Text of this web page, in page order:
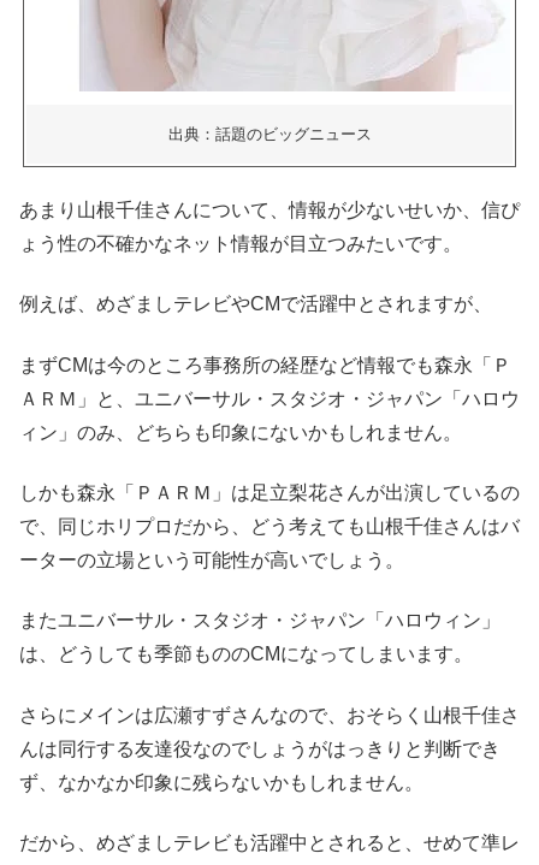
出典：話題のビッグニュース
あまり山根千佳さんについて、情報が少ないせいか、信ぴ
ょう性の不確かなネット情報が目立つみたいです。
例えば、めざましテレビやCMで活躍中とされますが、
まずCMは今のところ事務所の経歴など情報でも森永「Ｐ
ＡＲＭ」と、ユニバーサル・スタジオ・ジャパン「ハロウ
ィン」のみ、どちらも印象にないかもしれません。
しかも森永「ＰＡＲＭ」は足立梨花さんが出演しているの
で、同じホリプロだから、どう考えても山根千佳さんはバ
ーターの立場という可能性が高いでしょう。
またユニバーサル・スタジオ・ジャパン「ハロウィン」
は、どうしても季節もののCMになってしまいます。
さらにメインは広瀬すずさんなので、おそらく山根千佳さ
んは同行する友達役なのでしょうがはっきりと判断でき
ず、なかなか印象に残らないかもしれません。
だから、めざましテレビも活躍中とされると、せめて準レ